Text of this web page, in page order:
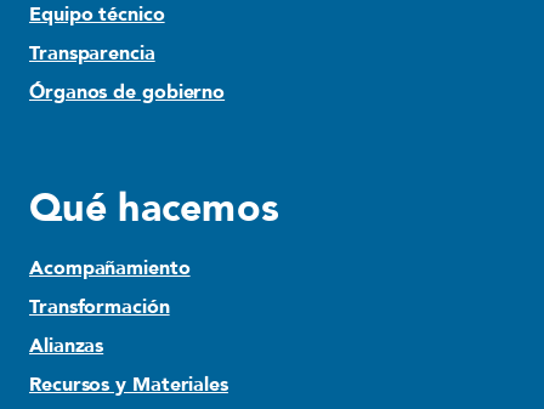
Equipo técnico
Transparencia
Órganos de gobierno
Qué hacemos
Acompañamiento
Transformación
Alianzas
Recursos y Materiales